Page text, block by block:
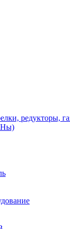
редукторы,